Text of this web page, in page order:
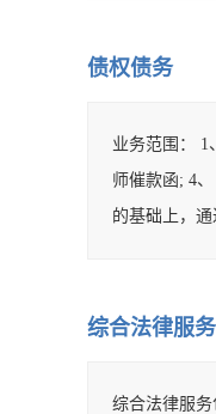
债权债务
业务范围： 1
师催款函; 4
的基础上，
综合法律服务
综合法律服